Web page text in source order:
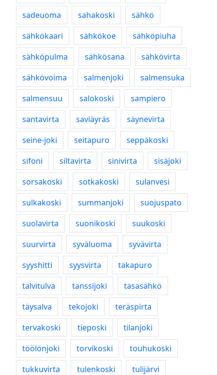
sadeuoma sahakoski
sähkö
sähkökaari
sähkökoe
sähköpiuha
sähköpulma
sähkösana
sähkövirta
sähkövoima
salmenjoki
salmensuka
salmensuu
salokoski
sampiero
santavirta
saviäyräs
säynevirta
seine-joki
seitapuro
seppäkoski
sifoni
siltavirta sinivirta
sisäjoki
sorsakoski
sotkakoski
sulanvesi
sulkakoski
summanjoki
suojuspato
suolavirta
suonikoski
suukoski
suurvirta
syväluoma
syvävirta
syyshitti
syysvirta
takapuro
talvitulva
tanssijoki
tasasähkö
täysalva
tekojoki
teräspirta
tervakoski
tieposki
tilanjoki
töölönjoki
torvikoski
touhukoski
tukkuvirta
tulenkoski
tulijärvi